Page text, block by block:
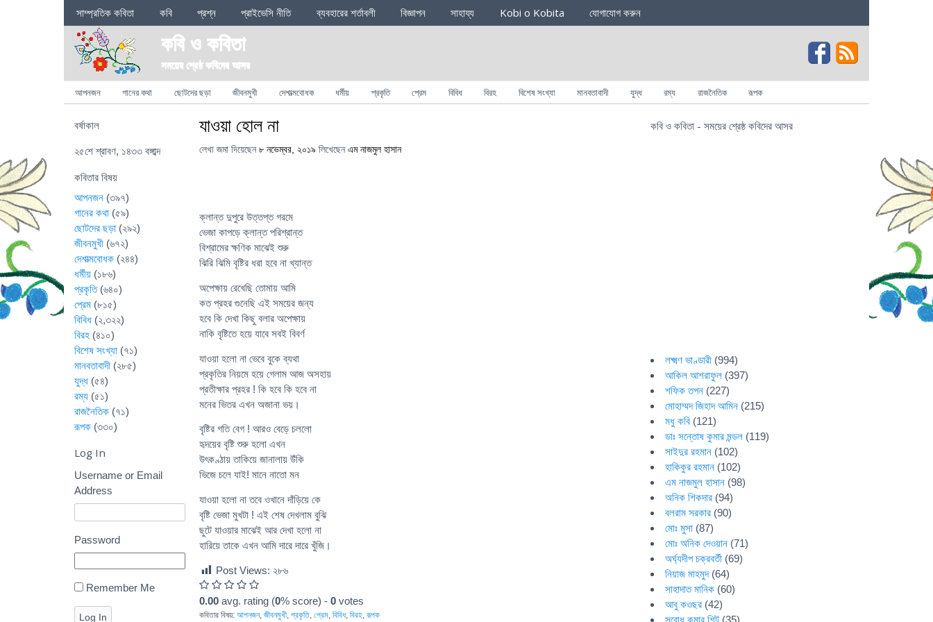
Sections
সাম্প্রতিক কবিতা কবি প্রশ্ন প্রাইভেসি নীতি ব্যবহারের শর্তাবলী বিজ্ঞাপন সাহায্য Kobi o Kobita যোগাযোগ করুন
কবি ও কবিতা
সময়ের শ্রেষ্ঠ কবিদের আসর
Categories
আপনজন গানের কথা ছোটদের ছড়া জীবনমুখী দেশাত্মবোধক ধর্মীয় প্রকৃতি প্রেম বিবিধ বিরহ বিশেষ সংখ্যা মানবতাবাদী যুদ্ধ রম্য রাজনৈতিক রূপক
যাওয়া হোল না
লেখা জমা দিয়েছেন ৮ নভেম্বর, ২০১৯ লিখেছেন এম নাজমুল হাসান
ক্লান্ত দুপুরে উত্তপ্ত গরমে
ভেজা কাপড়ে ক্লান্ত পরিশ্রান্ত
বিশ্রামের ক্ষণিক মাঝেই শুরু
ঝিরি ঝিমি বৃষ্টির ধরা হবে না খ্যান্ত
অপেক্ষায় রেখেছি তোমায় আমি
কত প্রহর গুনেছি এই সময়ের জন্য
হবে কি দেখা কিছু বলার অপেক্ষায়
নাকি বৃষ্টিতে হয়ে যাবে সবই বিবর্ণ
যাওয়া হলো না ভেবে বুকে ব্যথা
প্রকৃতির নিয়মে হয়ে গেলাম আজ অসহায়
প্রতীক্ষার প্রহর ! কি হবে কি হবে না
মনের ভিতর এখন অজানা ভয়।
বৃষ্টির গতি বেগ ! আরও বেড়ে চললো
হৃদয়ের বৃষ্টি শুরু হলো এখন
উৎকণ্ঠায় তাকিয়ে জানালায় উঁকি
ভিজে চলে যাই! মানে নাতো মন
যাওয়া হলো না তবে ওখানে দাঁড়িয়ে কে
বৃষ্টি ভেজা মুখটা ! এই শেষ দেখলাম বুঝি
ছুটে যাওয়ার মাঝেই আর দেখা হলো না
হারিয়ে তাকে এখন আমি দারে দারে খুঁজি।
Post Views: ২৮৬
0.00 avg. rating (0% score) - 0 votes
কবিতার বিষয়: আপনজন, জীবনমুখী, প্রকৃতি, প্রেম, বিবিধ, বিরহ,রূপক
বর্ষাকাল
২৫শে শ্রাবণ, ১৪৩৩ বঙ্গাব্দ
কবিতার বিষয়
আপনজন (৩৯৭)
গানের কথা (৫৯)
ছোটদের ছড়া (২৯২)
জীবনমুখী (৬৭২)
দেশাত্মবোধক (২৪৪)
ধর্মীয় (১৮৬)
প্রকৃতি(৬৪০)
প্রেম (৮১৫)
বিবিধ (২,৩২২)
বিরহ (৪১০)
বিশেষ সংখ্যা (৭১)
মানবতাবাদী (২৮৫)
যুদ্ধ (৫৪)
রম্য (৫১)
রাজনৈতিক (৭১)
রূপক (৩৩০)
Log In
Username or Email
Address
Password
Remember Me
Log In
কবি ও কবিতা - সময়ের শ্রেষ্ঠ কবিদের আসর
লক্ষ্মণ ভাণ্ডারী (994)
আকিল আশরাফুল (397)
শফিক তপন (227)
মোহাম্মদ জিহাদ আমিন (215)
মধু কবি (121)
ডাঃ সন্তোষ কুমার মন্ডল (119)
সাইদুর রহমান (102)
হাকিকুর রহমান (102)
এম নাজমুল হাসান (98)
অনিক শিকদার (94)
বলরাম সরকার (90)
মোঃ মুসা (87)
মোঃ অনিক দেওয়ান (71)
অর্ঘ্যদীপ চক্রবর্তী (69)
নিয়াজ মাহমুদ(64)
সাহাদাত মানিক (60)
আবু কওছর (42)
সুবোধ কুমার শিট (35)